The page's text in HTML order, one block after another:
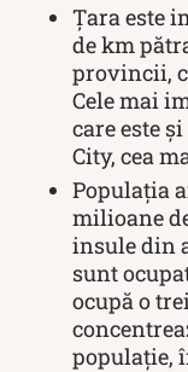
Țara este
de km
provincii,
Cele mai
care este
City, cea
Populația
milioane
insule din
sunt
ocupă o
populație,